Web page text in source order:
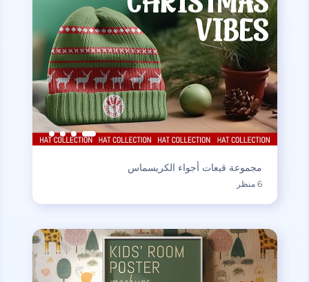
مجموعة قبعات أجواء الكريسماس
6 منظر